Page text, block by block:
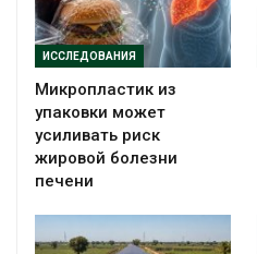
ИССЛЕДОВАНИЯ
Микропластик из
упаковки может
усиливать риск
жировой болезни
печени